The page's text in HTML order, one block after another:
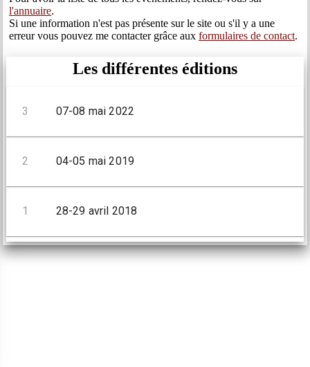
l'annuaire.
Si une information n'est pas présente sur le site ou s'il y a une
erreur vous pouvez me contacter grâce auxformulaires de contact.
Les différentes éditions
3 07-08 mai 2022
2 04-05 mai 2019
1 28-29 avril 2018